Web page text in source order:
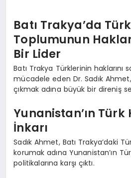
Batı Trakya’da Türk
Toplumunun
Bir Lider
Batı Trakya Türklerinin haklarını
mücadele eden Dr. Sadık
çıkmak adına büyük bir direniş
Yunanistan’ın
İnkarı
Sadık Ahmet, Batı Trakya’daki
korumak adına Yunanistan’ın
politikalarına karşı çıktı.